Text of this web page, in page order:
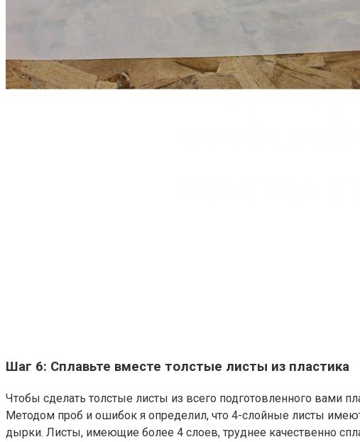
Шаг 6: Сплавьте вместе толстые листы из пластика
Чтобы сделать толстые листы из всего подготовленного вами
Методом проб и ошибок я определил, что 4-слойные листы
дырки. Листы, имеющие более 4 слоев, труднее качественно